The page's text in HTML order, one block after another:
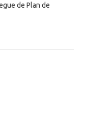
de Plan de